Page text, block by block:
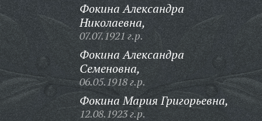
Фокина Александра
Николаевна,
07.07.1921 г.р.
Фокина Александра
Семеновна,
06.05.1918 г.р.
Фокина Мария Григорьевна,
12.08.1923 г.р.